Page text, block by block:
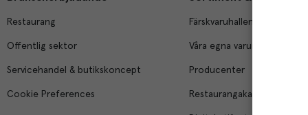
Restaurang
Offentlig sektor
Servicehandel & butikskoncept
Cookie Preferences
Färskvaruhallen
Våra egna varumärken
Producenter
Restaurangakademien